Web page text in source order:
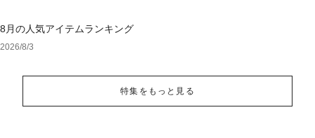
8月の人気アイテムランキング
2026/8/3
特集をもっと見る